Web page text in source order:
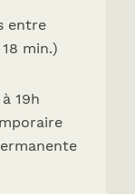
entre
min.)
à 19h